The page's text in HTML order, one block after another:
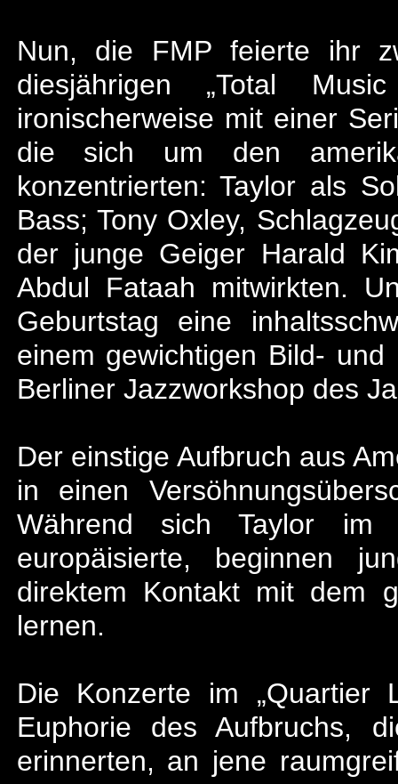
Nun, die FMP feierte ihr
diesjährigen „Total
ironischerweise mit einer
die sich um den
konzentrierten: Taylor als
Bass; Tony Oxley,
der junge Geiger Harald
Abdul Fataah mitwirkten.
Geburtstag eine
einem gewichtigen Bild-
Berliner Jazzworkshop des
Der einstige Aufbruch aus
in einen
Während sich Taylor
europäisierte, beginnen
direktem Kontakt mit dem
lernen.
Die Konzerte im
Euphorie des Aufbruchs,
erinnerten, an jene